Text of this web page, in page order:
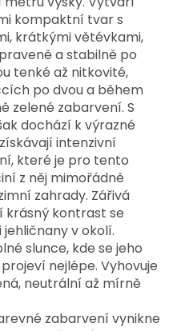
kompaktní tvar s
krátkými větévkami,
a stabilně po
tenké až nitkovité,
po dvou a během
zelené zabarvení. S
dochází k výrazné
intenzivní
které je pro tento
z něj mimořádně
zahrady. Zářivá
krásný kontrast se
slunce, kde se jeho
nejlépe. Vyhovuje
neutrální až mírně
zabarvení vynikne